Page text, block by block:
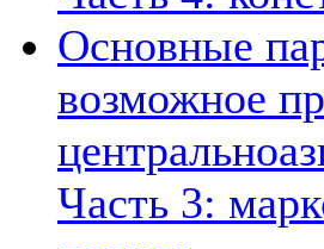
Основные
возможное
Часть 3: